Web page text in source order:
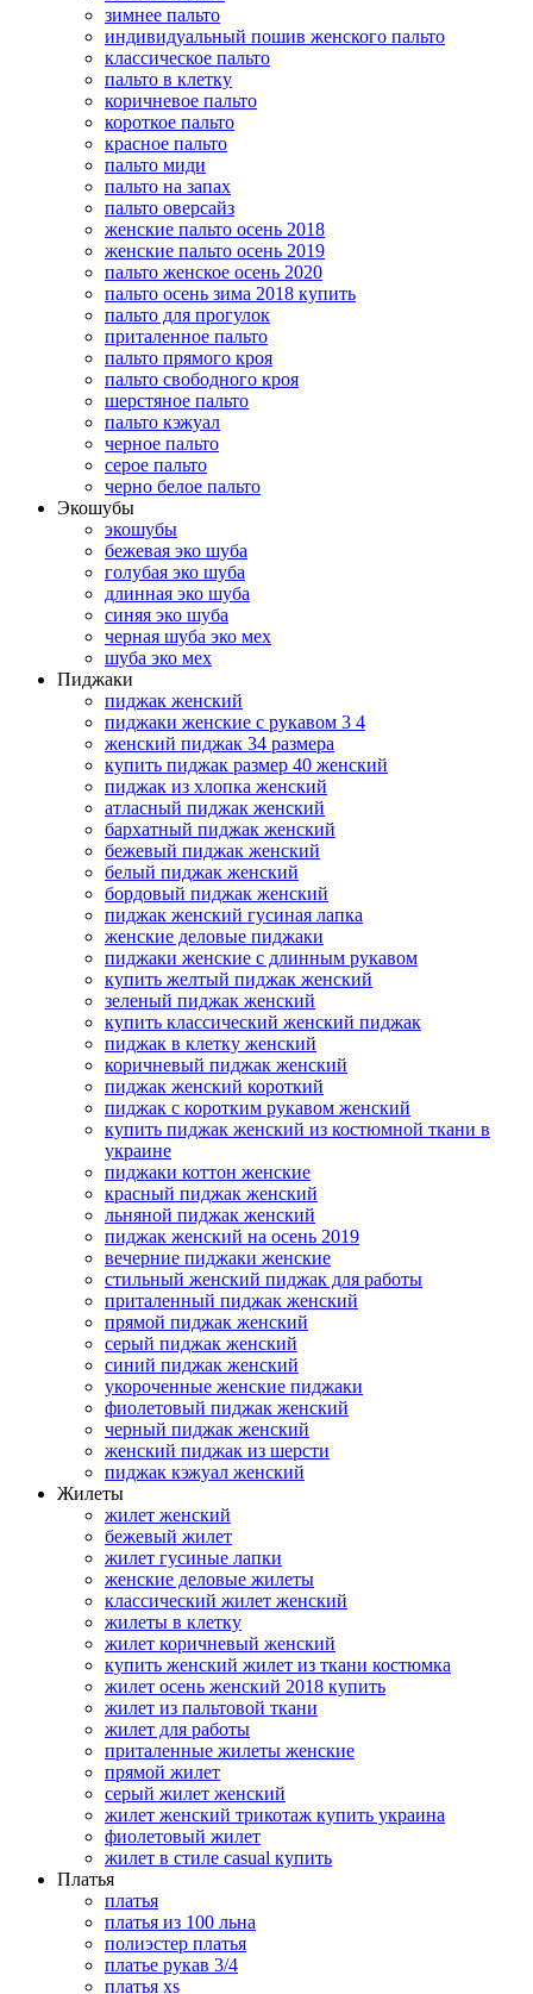
зимнее пальто
индивидуальный пошив женского пальто
классическое пальто
пальто в клетку
коричневое пальто
короткое пальто
красное пальто
пальто миди
пальто на запах
пальто оверсайз
женские пальто осень 2018
женские пальто осень 2019
пальто женское осень 2020
пальто осень зима 2018 купить
пальто для прогулок
приталенное пальто
пальто прямого кроя
пальто свободного кроя
шерстяное пальто
пальто кэжуал
черное пальто
серое пальто
черно белое пальто
Экошубы
экошубы
бежевая эко шуба
голубая эко шуба
длинная эко шуба
синяя эко шуба
черная шуба эко мех
шуба эко мех
Пиджаки
пиджак женский
пиджаки женские с рукавом 3 4
женский пиджак 34 размера
купить пиджак размер 40 женский
пиджак из хлопка женский
атласный пиджак женский
бархатный пиджак женский
бежевый пиджак женский
белый пиджак женский
бордовый пиджак женский
пиджак женский гусиная лапка
женские деловые пиджаки
пиджаки женские с длинным рукавом
купить желтый пиджак женский
зеленый пиджак женский
купить классический женский пиджак
пиджак в клетку женский
коричневый пиджак женский
пиджак женский короткий
пиджак с коротким рукавом женский
купить пиджак женский из костюмной ткани в
украине
пиджаки коттон женские
красный пиджак женский
льняной пиджак женский
пиджак женский на осень 2019
вечерние пиджаки женские
стильный женский пиджак для работы
приталенный пиджак женский
прямой пиджак женский
серый пиджак женский
синий пиджак женский
укороченные женские пиджаки
фиолетовый пиджак женский
черный пиджак женский
женский пиджак из шерсти
пиджак кэжуал женский
Жилеты
жилет женский
бежевый жилет
жилет гусиные лапки
женские деловые жилеты
классический жилет женский
жилеты в клетку
жилет коричневый женский
купить женский жилет из ткани костюмка
жилет осень женский 2018 купить
жилет из пальтовой ткани
жилет для работы
приталенные жилеты женские
прямой жилет
серый жилет женский
жилет женский трикотаж купить украина
фиолетовый жилет
жилет в стиле casual купить
Платья
платья
платья из 100 льна
полиэстер платья
платье рукав 3/4
платья xs